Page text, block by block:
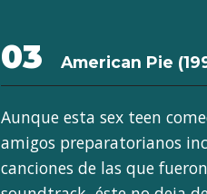
03 American Pie
Aunque esta sex teen
amigos preparatorianos
canciones de las que